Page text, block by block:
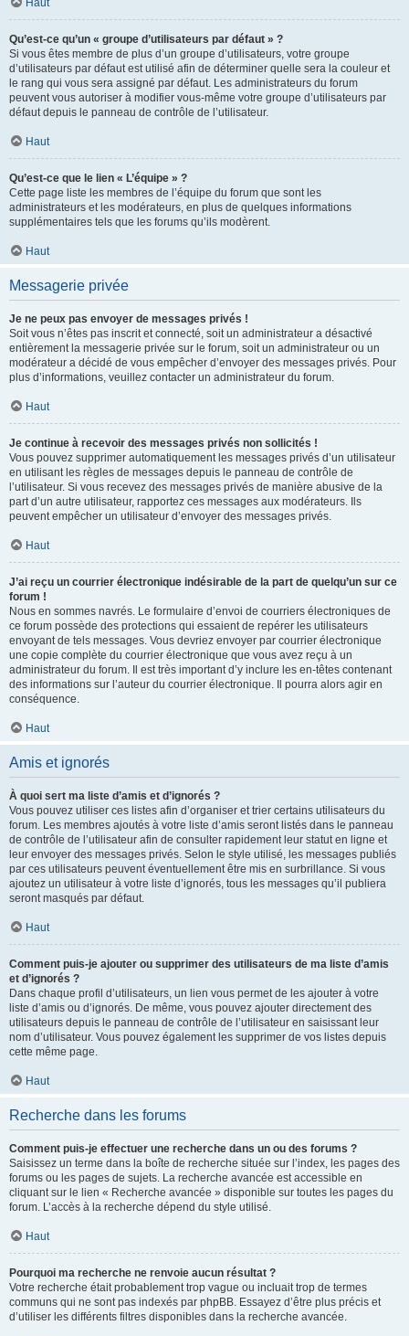
Haut
Qu’est-ce qu’un « groupe d’utilisateurs par défaut » ?
Si vous êtes membre de plus d’un groupe d’utilisateurs, votre groupe
d’utilisateurs par défaut est utilisé afin de déterminer quelle sera la couleur et
le rang qui vous sera assigné par défaut. Les administrateurs du forum
peuvent vous autoriser à modifier vous-même votre groupe d’utilisateurs par
défaut depuis le panneau de contrôle de l’utilisateur.
Haut
Qu’est-ce que le lien « L’équipe » ?
Cette page liste les membres de l’équipe du forum que sont les
administrateurs et les modérateurs, en plus de quelques informations
supplémentaires tels que les forums qu’ils modèrent.
Haut
Messagerie privée
Je ne peux pas envoyer de messages privés !
Soit vous n’êtes pas inscrit et connecté, soit un administrateur a désactivé
entièrement la messagerie privée sur le forum, soit un administrateur ou un
modérateur a décidé de vous empêcher d’envoyer des messages privés. Pour
plus d’informations, veuillez contacter un administrateur du forum.
Haut
Je continue à recevoir des messages privés non sollicités !
Vous pouvez supprimer automatiquement les messages privés d’un utilisateur
en utilisant les règles de messages depuis le panneau de contrôle de
l’utilisateur. Si vous recevez des messages privés de manière abusive de la
part d’un autre utilisateur, rapportez ces messages aux modérateurs. Ils
peuvent empêcher un utilisateur d’envoyer des messages privés.
Haut
J’ai reçu un courrier électronique indésirable de la part de quelqu’un sur ce
forum !
Nous en sommes navrés. Le formulaire d’envoi de courriers électroniques de
ce forum possède des protections qui essaient de repérer les utilisateurs
envoyant de tels messages. Vous devriez envoyer par courrier électronique
une copie complète du courrier électronique que vous avez reçu à un
administrateur du forum. Il est très important d’y inclure les en-têtes contenant
des informations sur l’auteur du courrier électronique. Il pourra alors agir en
conséquence.
Haut
Amis et ignorés
À quoi sert ma liste d’amis et d’ignorés ?
Vous pouvez utiliser ces listes afin d’organiser et trier certains utilisateurs du
forum. Les membres ajoutés à votre liste d’amis seront listés dans le panneau
de contrôle de l’utilisateur afin de consulter rapidement leur statut en ligne et
leur envoyer des messages privés. Selon le style utilisé, les messages publiés
par ces utilisateurs peuvent éventuellement être mis en surbrillance. Si vous
ajoutez un utilisateur à votre liste d’ignorés, tous les messages qu’il publiera
seront masqués par défaut.
Haut
Comment puis-je ajouter ou supprimer des utilisateurs de ma liste d’amis
et d’ignorés ?
Dans chaque profil d’utilisateurs, un lien vous permet de les ajouter à votre
liste d’amis ou d’ignorés. De même, vous pouvez ajouter directement des
utilisateurs depuis le panneau de contrôle de l’utilisateur en saisissant leur
nom d’utilisateur. Vous pouvez également les supprimer de vos listes depuis
cette même page.
Haut
Recherche dans les forums
Comment puis-je effectuer une recherche dans un ou des forums ?
Saisissez un terme dans la boîte de recherche située sur l’index, les pages des
forums ou les pages de sujets. La recherche avancée est accessible en
cliquant sur le lien « Recherche avancée » disponible sur toutes les pages du
forum. L’accès à la recherche dépend du style utilisé.
Haut
Pourquoi ma recherche ne renvoie aucun résultat ?
Votre recherche était probablement trop vague ou incluait trop de termes
communs qui ne sont pas indexés par phpBB. Essayez d’être plus précis et
d’utiliser les différents filtres disponibles dans la recherche avancée.